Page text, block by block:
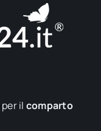
per il comparto